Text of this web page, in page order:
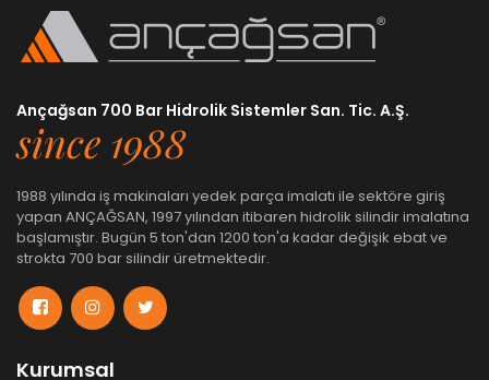
Ançağsan 700 Bar Hidrolik Sistemler San. Tic. A.Ş.
since 1988
1988 yılında iş makinaları yedek parça imalatı ile sektöre giriş
yapan ANÇAĞSAN, 1997 yılından itibaren hidrolik silindir imalatına
başlamıştır. Bugün 5 ton'dan 1200 ton'a kadar değişik ebat ve
strokta 700 bar silindir üretmektedir.
Kurumsal